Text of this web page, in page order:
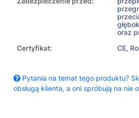
oraz
Certyfikat:
CE,
Pytania na temat tego produktu?
obsługą klienta, a oni spróbują na nie